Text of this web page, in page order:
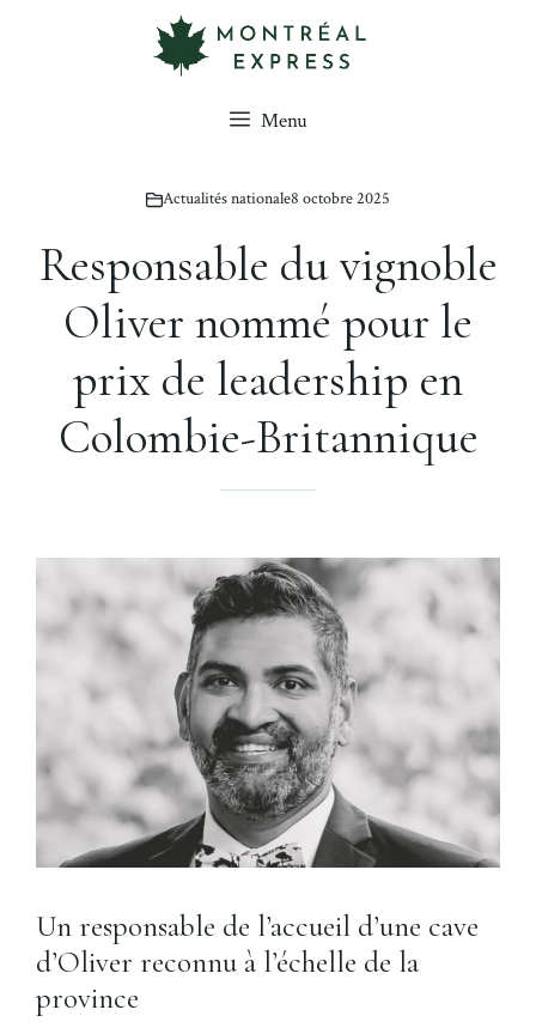
Menu
Actualités nationale8 octobre 2025
Responsable du vignoble
Oliver nommé pour le
prix de leadership en
Colombie-Britannique
Un responsable de l’accueil d’une cave
d’Oliver reconnu à l’échelle de la
province